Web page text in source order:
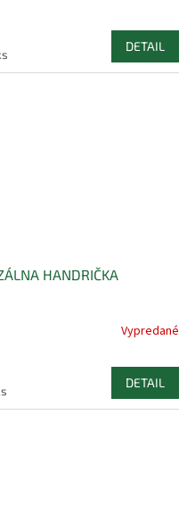
DETAIL
HANDRIČKA
Vypredané
DETAIL